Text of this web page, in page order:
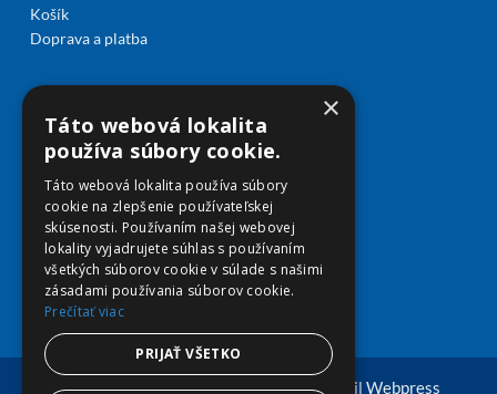
Košík
Doprava a platba
© Copyright 2026 viplekaren.sk | Vytvoril Webpress
×
Táto webová lokalita
používa súbory cookie.
Táto webová lokalita používa súbory
cookie na zlepšenie používateľskej
skúsenosti. Používaním našej webovej
lokality vyjadrujete súhlas s používaním
všetkých súborov cookie v súlade s našimi
zásadami používania súborov cookie.
Prečítať viac
PRIJAŤ VŠETKO